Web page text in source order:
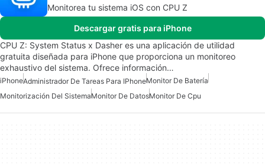
Monitorea tu sistema iOS con CPU Z
Descargar gratis para iPhone
CPU Z: System Status x Dasher es una aplicación de utilidad
gratuita diseñada para iPhone que proporciona un monitoreo
exhaustivo del sistema. Ofrece información…
iPhoneAdministrador De Tareas Para IPhoneMonitor De Batería
Monitorización Del SistemaMonitor De DatosMonitor De Cpu